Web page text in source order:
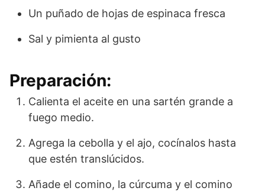
Un puñado de hojas de espinaca fresca
Sal y pimienta al gusto
Preparación:
Calienta el aceite en una sartén grande a
fuego medio.
Agrega la cebolla y el ajo, cocínalos hasta
que estén translúcidos.
Añade el comino, la cúrcuma y el comino